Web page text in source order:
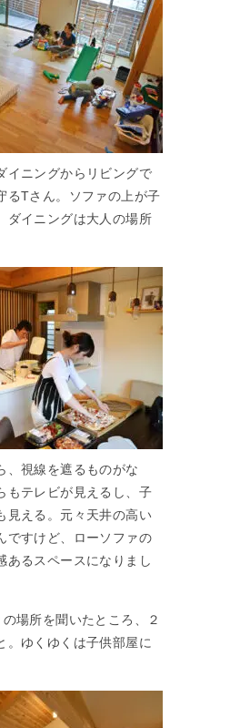
イニングからリビングで
るTさん。ソファの上が子
ダイニングは大人の場所
、視線を遮るものがな
もテレビが見えるし、子
見える。元々天井の高い
ですけど、ローソファの
あるスペースになりまし
場所を聞いたところ、２
。ゆくゆくは子供部屋に